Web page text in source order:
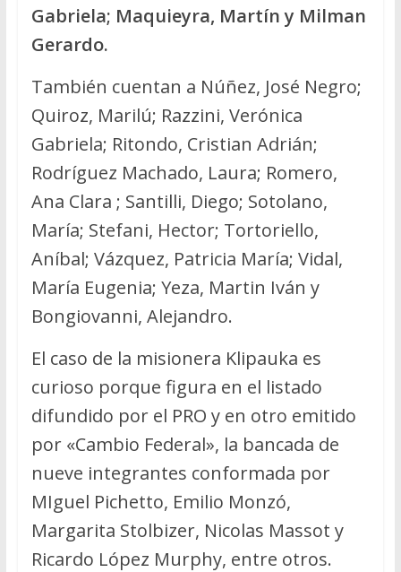
Gabriela; Maquieyra, Martín y Milman
Gerardo.
También cuentan a Núñez, José Negro;
Quiroz, Marilú; Razzini, Verónica
Gabriela; Ritondo, Cristian Adrián;
Rodríguez Machado, Laura; Romero,
Ana Clara ; Santilli, Diego; Sotolano,
María; Stefani, Hector; Tortoriello,
Aníbal; Vázquez, Patricia María; Vidal,
María Eugenia; Yeza, Martin Iván y
Bongiovanni, Alejandro.
El caso de la misionera Klipauka es
curioso porque figura en el listado
difundido por el PRO y en otro emitido
por «Cambio Federal», la bancada de
nueve integrantes conformada por
MIguel Pichetto, Emilio Monzó,
Margarita Stolbizer, Nicolas Massot y
Ricardo López Murphy, entre otros.